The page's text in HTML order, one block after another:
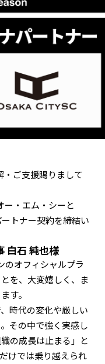
・ご支援賜りまして
ー・エム・シーと
トナー契約を締結い
白石 純也様
のオフィシャルプラ
を、大変嬉しく、ま
す。
時代の変化や厳しい
その中で強く実感し
の成長は止まる」と
けでは乗り越えられ